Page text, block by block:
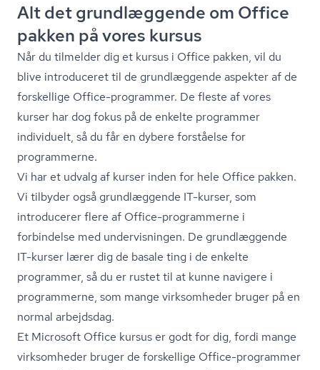
Alt det grundlæggende om Office
pakken på vores kursus
Når du tilmelder dig et kursus i Office pakken, vil du
blive introduceret til de grundlæggende aspekter af de
forskellige Office-programmer. De fleste af vores
kurser har dog fokus på de enkelte programmer
individuelt, så du får en dybere forståelse for
programmerne.
Vi har et udvalg af kurser inden for hele Office pakken.
Vi tilbyder også grundlæggende IT-kurser, som
introducerer flere af Office-programmerne i
forbindelse med undervisningen. De grundlæggende
IT-kurser lærer dig de basale ting i de enkelte
programmer, så du er rustet til at kunne navigere i
programmerne, som mange virksomheder bruger på en
normal arbejdsdag.
Et Microsoft Office kursus er godt for dig, fordi mange
virksomheder bruger de forskellige Office-programmer